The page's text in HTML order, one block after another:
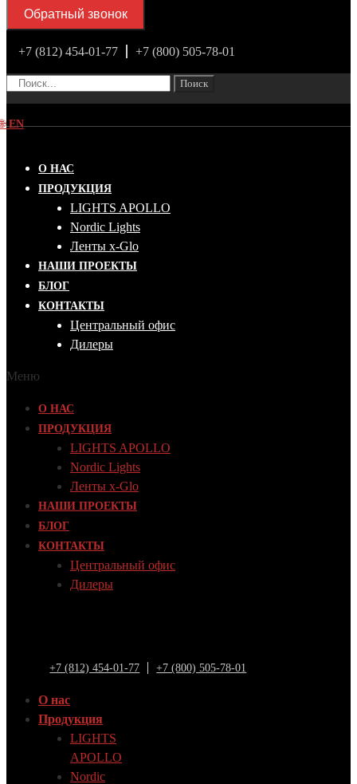
Обратный звонок
+7 (812) 454-01-77 +7 (800) 505-78-01
Поиск
EN
О НАС
ПРОДУКЦИЯ
LIGHTS APOLLO
Nordic Lights
Ленты x-Glo
НАШИ ПРОЕКТЫ
БЛОГ
КОНТАКТЫ
Центральный офис
Дилеры
Меню
О НАС
ПРОДУКЦИЯ
LIGHTS APOLLO
Nordic Lights
Ленты x-Glo
НАШИ ПРОЕКТЫ
БЛОГ
КОНТАКТЫ
Центральный офис
Дилеры
+7 (812) 454-01-77 +7 (800) 505-78-01
О нас
Продукция
LIGHTS
APOLLO
Nordic